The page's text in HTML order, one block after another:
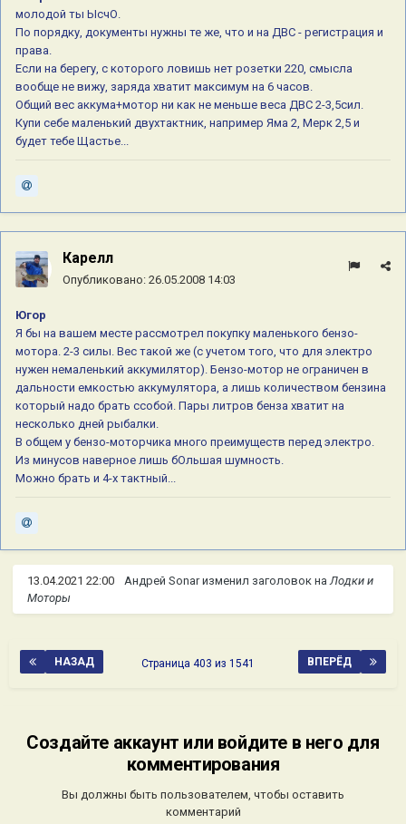
молодой ты ЫсчО.
По порядку, документы нужны те же, что и на ДВС - регистрация и
права.
Если на берегу, с которого ловишь нет розетки 220, смысла
вообще не вижу, заряда хватит максимум на 6 часов.
Общий вес аккума+мотор ни как не меньше веса ДВС 2-3,5сил.
Купи себе маленький двухтактник, например Яма 2, Мерк 2,5 и
будет тебе Щастье...
Карелл
Опубликовано: 26.05.2008 14:03
Югор
Я бы на вашем месте рассмотрел покупку маленького бензо-
мотора. 2-3 силы. Вес такой же (с учетом того, что для электро
нужен немаленький аккумилятор). Бензо-мотор не ограничен в
дальности емкостью аккумулятора, а лишь количеством бензина
который надо брать ссобой. Пары литров бенза хватит на
несколько дней рыбалки.
В общем у бензо-моторчика много преимуществ перед электро.
Из минусов наверное лишь бОльшая шумность.
Можно брать и 4-х тактный...
13.04.2021 22:00 Андрей Sonarизменил заголовок на Лодки и
Моторы
НАЗАД ВПЕРЁД
Страница 403 из 1541
Создайте аккаунт или войдите в него для
комментирования
Вы должны быть пользователем, чтобы оставить
комментарий